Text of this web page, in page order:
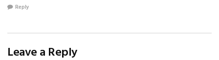
Reply
Leave a Reply